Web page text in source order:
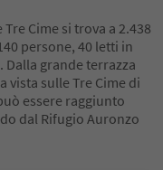
Cime si trova a 2.438
persone, 40 letti in
grande terrazza
vista sulle Tre Cime di
essere raggiunto
dal Rifugio Auronzo